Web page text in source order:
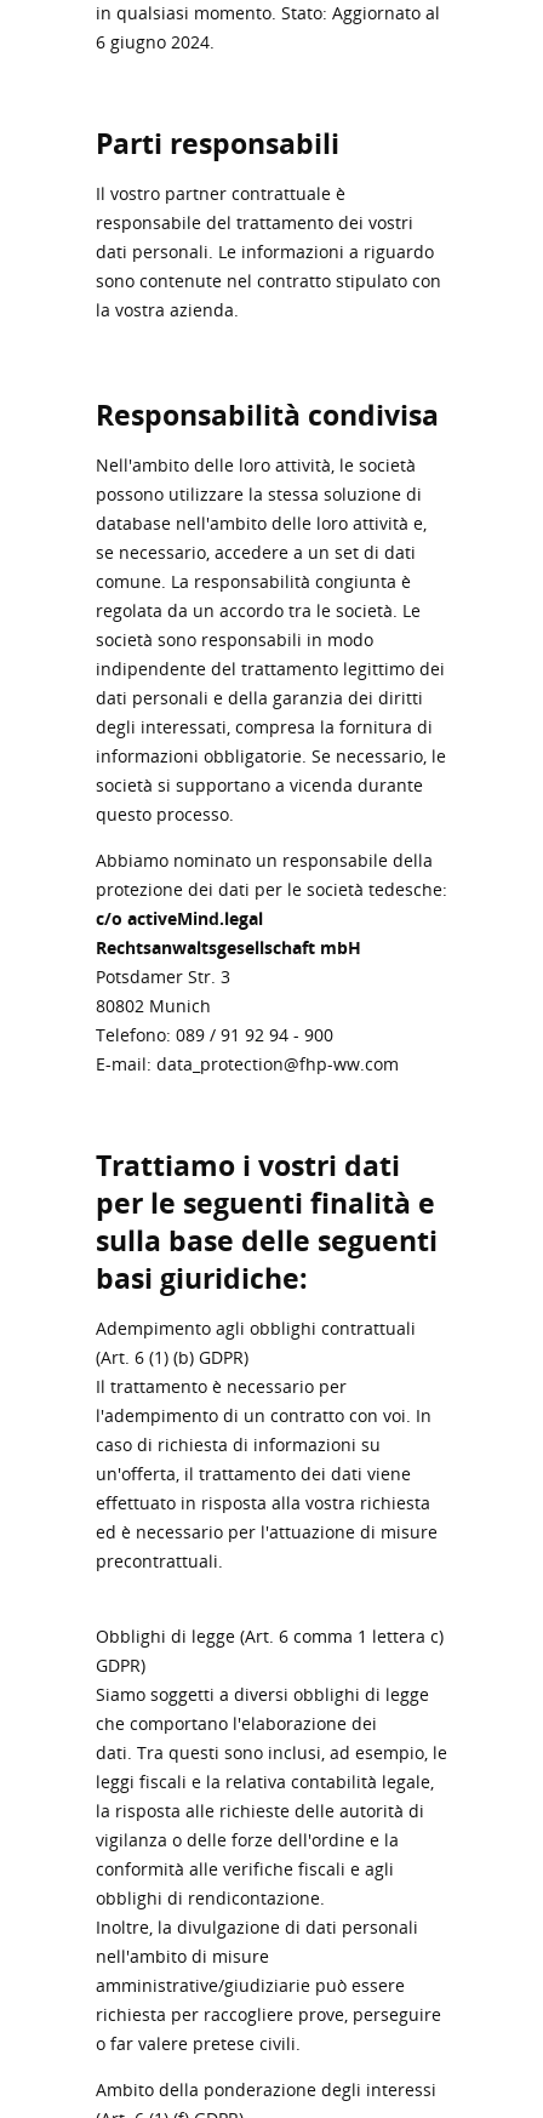
in qualsiasi momento. Stato: Aggiornato al
6 giugno 2024.
Parti responsabili
Il vostro partner contrattuale è
responsabile del trattamento dei vostri
dati personali. Le informazioni a riguardo
sono contenute nel contratto stipulato con
la vostra azienda.
Responsabilità condivisa
Nell'ambito delle loro attività, le società
possono utilizzare la stessa soluzione di
database nell'ambito delle loro attività e,
se necessario, accedere a un set di dati
comune. La responsabilità congiunta è
regolata da un accordo tra le società. Le
società sono responsabili in modo
indipendente del trattamento legittimo dei
dati personali e della garanzia dei diritti
degli interessati, compresa la fornitura di
informazioni obbligatorie. Se necessario, le
società si supportano a vicenda durante
questo processo.
Abbiamo nominato un responsabile della
protezione dei dati per le società tedesche:
c/o activeMind.legal
Rechtsanwaltsgesellschaft mbH
Potsdamer Str. 3
80802 Munich
Telefono: 089 / 91 92 94 - 900
E-mail: data_protection@fhp-ww.com
Trattiamo i vostri dati
per le seguenti finalità e
sulla base delle seguenti
basi giuridiche:
Adempimento agli obblighi contrattuali
(Art. 6 (1) (b) GDPR)
Il trattamento è necessario per
l'adempimento di un contratto con voi. In
caso di richiesta di informazioni su
un'offerta, il trattamento dei dati viene
effettuato in risposta alla vostra richiesta
ed è necessario per l'attuazione di misure
precontrattuali.
Obblighi di legge (Art. 6 comma 1 lettera c)
GDPR)
Siamo soggetti a diversi obblighi di legge
che comportano l'elaborazione dei
dati. Tra questi sono inclusi, ad esempio, le
leggi fiscali e la relativa contabilità legale,
la risposta alle richieste delle autorità di
vigilanza o delle forze dell'ordine e la
conformità alle verifiche fiscali e agli
obblighi di rendicontazione.
Inoltre, la divulgazione di dati personali
nell'ambito di misure
amministrative/giudiziarie può essere
richiesta per raccogliere prove, perseguire
o far valere pretese civili.
Ambito della ponderazione degli interessi